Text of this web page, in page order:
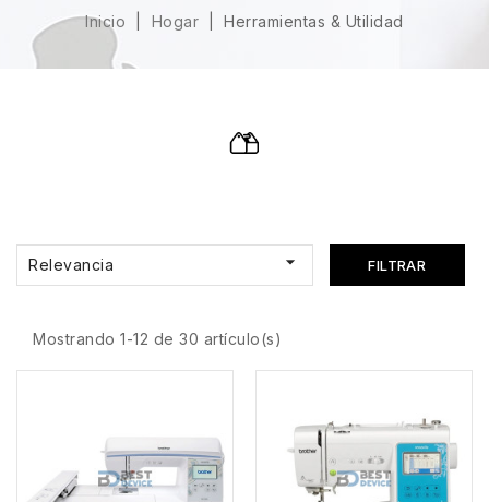
Inicio Hogar Herramientas & Utilidad
Relevancia  FILTRAR
Mostrando 1-12 de 30 artículo(s)